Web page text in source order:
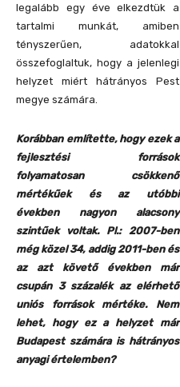
legalább egy éve elkezdtük a
tartalmi munkát, amiben
tényszerűen, adatokkal
összefoglaltuk, hogy a jelenlegi
helyzet miért hátrányos Pest
megye számára.
Korábban említette, hogy ezek a
fejlesztési források
folyamatosan csökkenő
mértékűek és az utóbbi
években nagyon alacsony
szintűek voltak. Pl.: 2007-ben
még közel 34, addig 2011-ben és
az azt követő években már
csupán 3 százalék az elérhető
uniós források mértéke. Nem
lehet, hogy ez a helyzet már
Budapest számára is hátrányos
anyagi értelemben?